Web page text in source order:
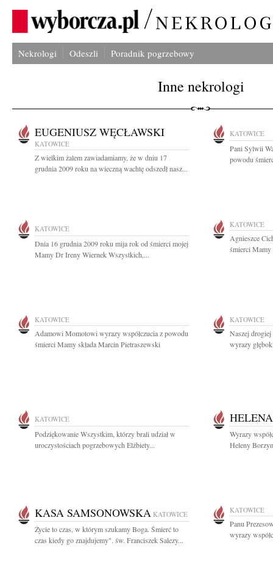
Nekrologi Odeszli Poradnik pogrzebowy
Inne nekrologi
EUGENIUSZ WĘCŁAWSKI
KATOWICE
Z wielkim żalem zawiadamiamy, że w dniu 17
grudnia 2009 roku na wieczną wachtę odszedł nasz...
KATOWICE
Pani Sylwii
powodu
KATOWICE
Dnia 16 grudnia 2009 roku mija rok od śmierci mojej
Mamy Dr Ireny Wiernek Wszystkich,...
KATOWICE
Agnieszce
śmierci Mamy
KATOWICE
Adamowi Momotowi wyrazy współczucia z powodu
śmierci Mamy składa Marcin Pietraszewski
KATOWICE
Naszej
wyrazy
KATOWICE
Podziękowanie Wszystkim, którzy brali udział w
uroczystościach pogrzebowych Elżbiety...
Wyrazy
Heleny
KASA SAMSONOWSKA KATOWICE
Życie to czas, w którym szukamy Boga. Śmierć to
czas kiedy go znajdujemy". św. Franciszek Salezy...
KATOWICE
Panu
wyrazy